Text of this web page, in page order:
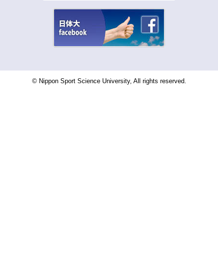
© Nippon Sport Science University, All rights reserved.